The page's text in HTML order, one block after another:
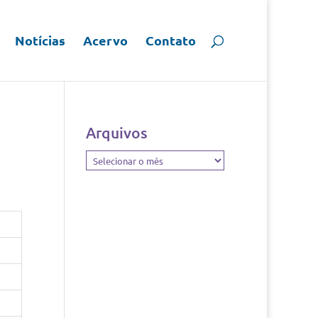
Notícias Acervo Contato
Arquivos
Arquivos